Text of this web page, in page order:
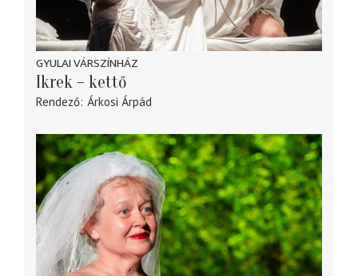
GYULAI VÁRSZÍNHÁZ
Ikrek – kettő
Rendező Árkosi Árpád